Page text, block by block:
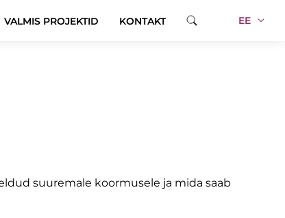
VALMIS PROJEKTID KONTAKT EE
suuremale koormusele ja mida saab